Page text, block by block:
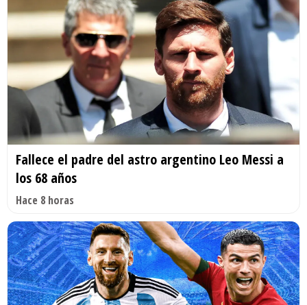
Fallece el padre del astro argentino Leo Messi a
los 68 años
Hace 8 horas